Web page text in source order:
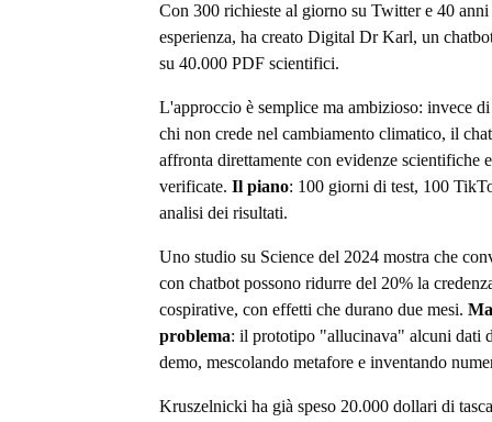
Con 300 richieste al giorno su Twitter e 40
esperienza, ha creato Digital Dr Karl, un
su 40.000 PDF scientifici.
L'approccio è semplice ma ambizioso: invece
chi non crede nel cambiamento climatico, il
affronta direttamente con evidenze scientifiche
verificate. Il piano: 100 giorni di test, 100
analisi dei risultati.
Uno studio su Science del 2024 mostra che
con chatbot possono ridurre del 20% la
cospirative, con effetti che durano due mesi.
problema: il prototipo "allucinava" alcuni dati
demo, mescolando metafore e inventando
Kruszelnicki ha già speso 20.000 dollari di